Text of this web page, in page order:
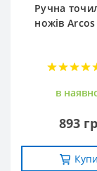
Ручна
ножів
в
893